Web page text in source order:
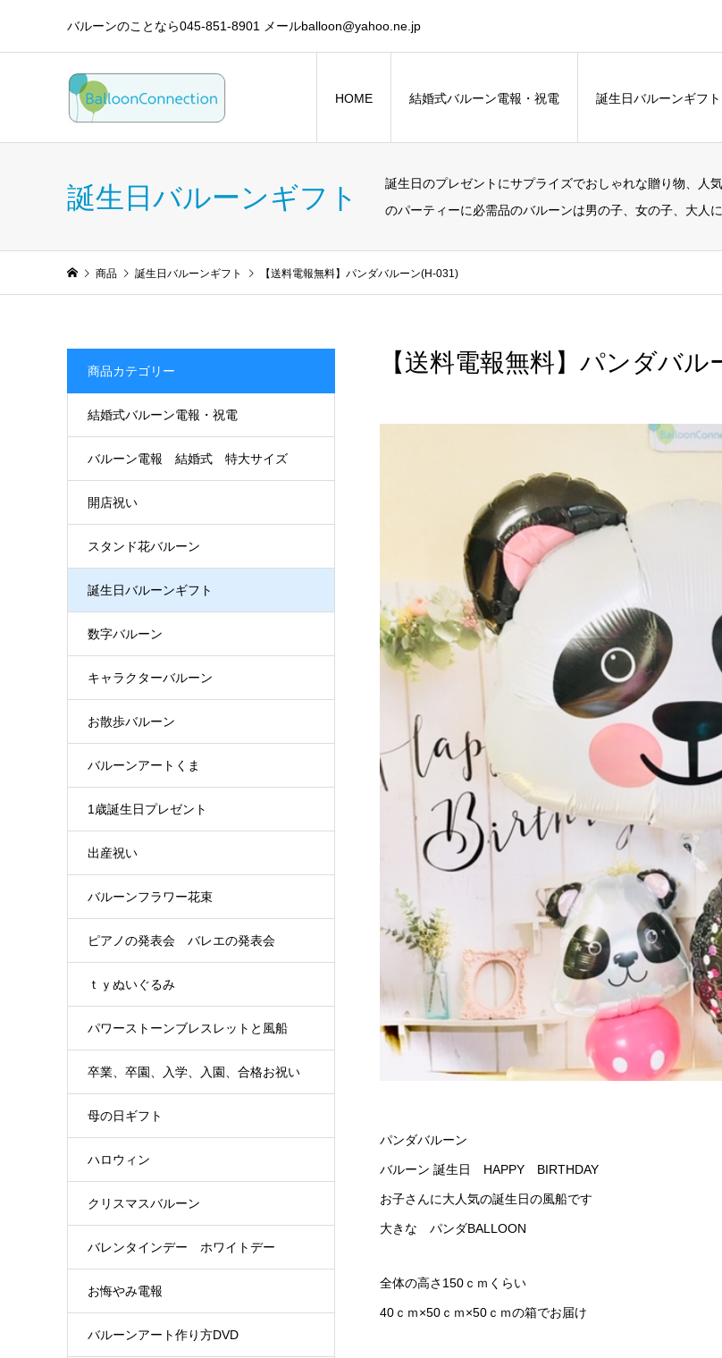
バルーンのことなら045-851-8901 メールballoon@yahoo.ne.jp
HOME 結婚式バルーン電報・祝電 誕生日バルーンギフト
誕生日バルーンギフト
誕生日のプレゼントにサプライズでおしゃれな贈り物、人
のパーティーに必需品のバルーンは男の子、女の子、大人
商品 誕生日バルーンギフト 【送料電報無料】パンダバルーン(H-031)
【送料電報無料】パンダバル
パンダバルーン
バルーン 誕生日 HAPPY BIRTHDAY
お子さんに大人気の誕生日の風船です
大きな パンダBALLOON
全体の高さ150ｃｍくらい
40ｃｍ×50ｃｍ×50ｃｍの箱でお届け
商品カテゴリー
結婚式バルーン電報・祝電
バルーン電報 結婚式 特大サイズ
開店祝い
スタンド花バルーン
誕生日バルーンギフト
数字バルーン
キャラクターバルーン
お散歩バルーン
バルーンアートくま
1歳誕生日プレゼント
出産祝い
バルーンフラワー花束
ピアノの発表会 バレエの発表会
ｔｙぬいぐるみ
パワーストーンブレスレットと風船
卒業、卒園、入学、入園、合格お祝い
母の日ギフト
ハロウィン
クリスマスバルーン
バレンタインデー ホワイトデー
お悔やみ電報
バルーンアート作り方DVD